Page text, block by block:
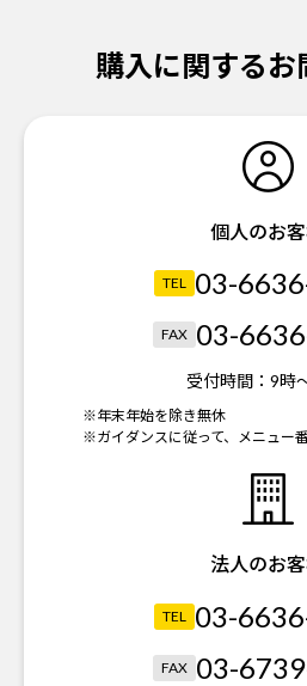
購入に関するお
個人のお
TEL 03-
FAX 03-
受付時間： 9時
※年末年始を除き無休
※ガイダンスに従って、メニュー
法人のお
TEL 03-
FAX 03-